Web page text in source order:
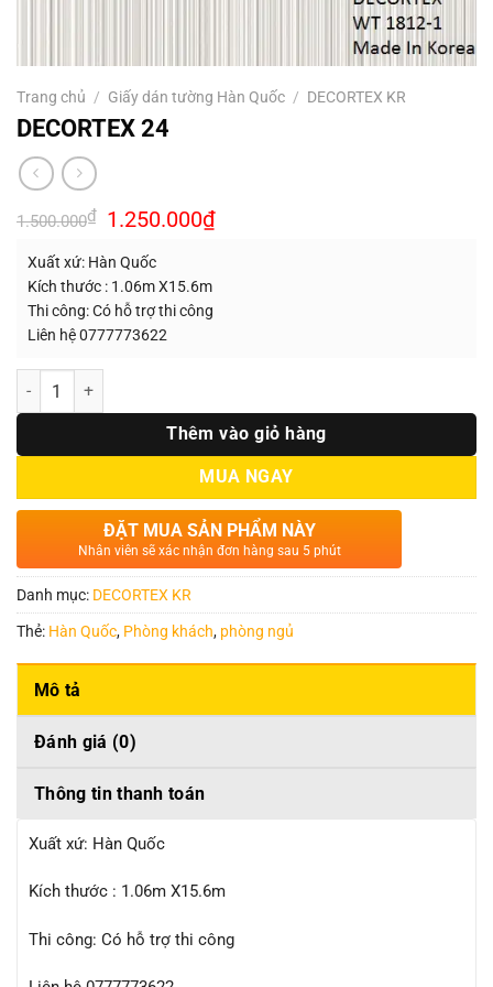
Trang chủ / Giấy dán tường Hàn Quốc / DECORTEX KR
DECORTEX 24
1.500.000₫ Giá
gốc
1.500.000₫.
1.250.000₫Giá
hiện
Xuất xứ: Hàn Quốc
Kích thước : 1.06m X15.6m
Thi công: Có hỗ trợ thi công
Liên hệ 0777773622
Số lượng
Thêm vào giỏ hàng
MUA NGAY
ĐẶT MUA SẢN PHẨM NÀY
Nhân viên sẽ xác nhận đơn hàng sau 5 phút
Danh mục: DECORTEX KR
Thẻ: Hàn Quốc, Phòng khách, phòng ngủ
Mô tả
Đánh giá (0)
Thông tin thanh toán
Xuất xứ: Hàn Quốc
Kích thước : 1.06m X15.6m
Thi công: Có hỗ trợ thi công